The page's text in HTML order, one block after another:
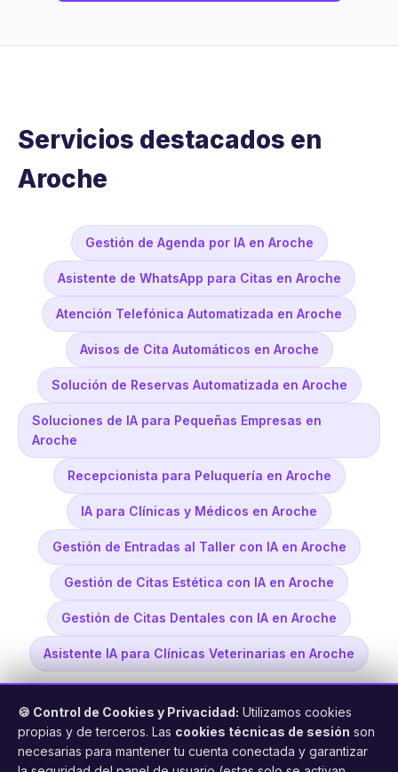
Servicios destacados en
Aroche
Gestión de Agenda por IA en Aroche
Asistente de WhatsApp para Citas en Aroche
Atención Telefónica Automatizada en Aroche
Avisos de Cita Automáticos en Aroche
Solución de Reservas Automatizada en Aroche
Soluciones de IA para Pequeñas Empresas en
Aroche
Recepcionista para Peluquería en Aroche
IA para Clínicas y Médicos en Aroche
Gestión de Entradas al Taller con IA en Aroche
Gestión de Citas Estética con IA en Aroche
Gestión de Citas Dentales con IA en Aroche
Asistente IA para Clínicas Veterinarias en Aroche
🍪 Control de Cookies y Privacidad: Utilizamos cookies
propias y de terceros. Las cookies técnicas de sesión son
necesarias para mantener tu cuenta conectada y garantizar